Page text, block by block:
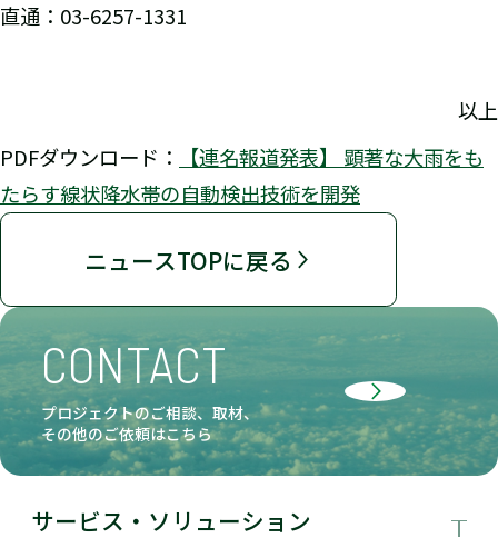
直通：03-6257-1331
以上
PDFダウンロード：
【連名報道発表】 顕著な大雨をも
たらす線状降水帯の自動検出技術を開発
ニュースTOPに戻る
CONTACT
プロジェクトのご相談、取材、
その他のご依頼はこちら
サービス・ソリューション